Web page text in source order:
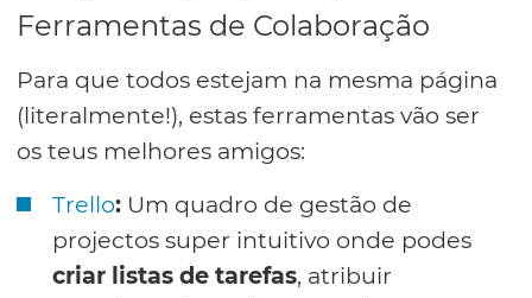
Ferramentas de Colaboração
Para que todos estejam na mesma página
(literalmente!), estas ferramentas vão ser
os teus melhores amigos:
Trello: Um quadro de gestão de
projectos super intuitivo onde podes
criar listas de tarefas, atribuir